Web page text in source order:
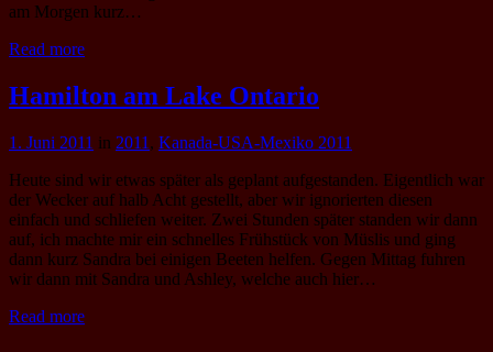
am Morgen kurz…
Read more
Hamilton am Lake Ontario
1. Juni 2011 in 2011 , Kanada-USA-Mexiko 2011
Heute sind wir etwas später als geplant aufgestanden. Eigentlich war
der Wecker auf halb Acht gestellt, aber wir ignorierten diesen
einfach und schliefen weiter. Zwei Stunden später standen wir dann
auf, ich machte mir ein schnelles Frühstück von Müslis und ging
dann kurz Sandra bei einigen Beeten helfen. Gegen Mittag fuhren
wir dann mit Sandra und Ashley, welche auch hier…
Read more